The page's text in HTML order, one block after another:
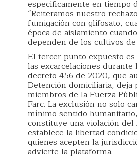
específicamente en tiempo
“Reiteramos nuestro
fumigación con glifosato,
época de aislamiento
dependen de los cultivos de
El tercer punto expuesto
las excarcelaciones durante
decreto 456 de 2020, que
Detención domiciliaria, deja
miembros de la Fuerza
Farc. La exclusión no solo
mínimo sentido
constituye una violación del
establece la libertad
quienes acepten la
advierte la plataforma.